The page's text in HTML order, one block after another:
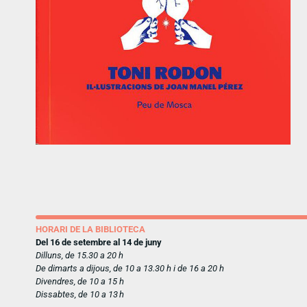
HORARI DE LA BIBLIOTECA
Del 16 de setembre al 14 de juny
Dilluns, de 15.30 a 20 h
De dimarts a dijous, de 10 a 13.30 h i de 16 a 20 h
Divendres, de 10 a 15 h
Dissabtes, de 10 a 13 h